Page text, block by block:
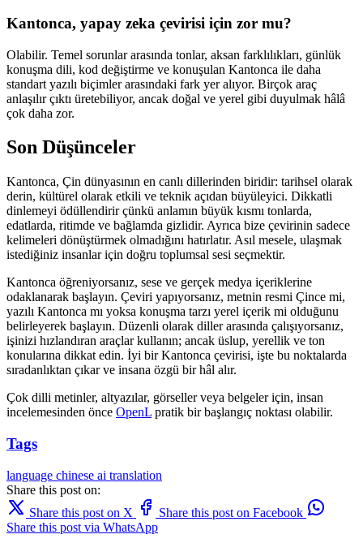
Kantonca, yapay zeka çevirisi için zor mu?
Olabilir. Temel sorunlar arasında tonlar, aksan farklılıkları, günlük
konuşma dili, kod değiştirme ve konuşulan Kantonca ile daha
standart yazılı biçimler arasındaki fark yer alıyor. Birçok araç
anlaşılır çıktı üretebiliyor, ancak doğal ve yerel gibi duyulmak hâlâ
çok daha zor.
Son Düşünceler
Kantonca, Çin dünyasının en canlı dillerinden biridir: tarihsel olarak
derin, kültürel olarak etkili ve teknik açıdan büyüleyici. Dikkatli
dinlemeyi ödüllendirir çünkü anlamın büyük kısmı tonlarda,
edatlarda, ritimde ve bağlamda gizlidir. Ayrıca bize çevirinin sadece
kelimeleri dönüştürmek olmadığını hatırlatır. Asıl mesele, ulaşmak
istediğiniz insanlar için doğru toplumsal sesi seçmektir.
Kantonca öğreniyorsanız, sese ve gerçek medya içeriklerine
odaklanarak başlayın. Çeviri yapıyorsanız, metnin resmi Çince mi,
yazılı Kantonca mı yoksa konuşma tarzı yerel içerik mi olduğunu
belirleyerek başlayın. Düzenli olarak diller arasında çalışıyorsanız,
işinizi hızlandıran araçlar kullanın; ancak üslup, yerellik ve ton
konularına dikkat edin. İyi bir Kantonca çevirisi, işte bu noktalarda
sıradanlıktan çıkar ve insana özgü bir hâl alır.
Çok dilli metinler, altyazılar, görseller veya belgeler için, insan
incelemesinden önce OpenL pratik bir başlangıç noktası olabilir.
Tags
language chinese ai translation
Share this post on:
Share this post on X
Share this post on Facebook
Share this post via WhatsApp